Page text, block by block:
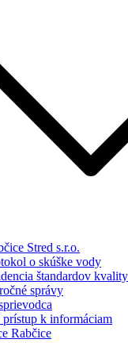
Stred s.r.o.
o skúške vody
štandardov
správy
prístup k informáciam
Rabčice